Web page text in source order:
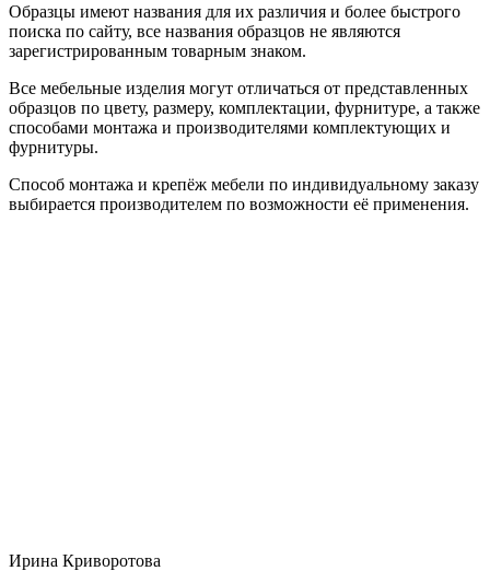
Образцы имеют названия для их различия и более быстрого
поиска по сайту, все названия образцов не являются
зарегистрированным товарным знаком.
Все мебельные изделия могут отличаться от представленных
образцов по цвету, размеру, комплектации, фурнитуре, а также
способами монтажа и производителями комплектующих и
фурнитуры.
Способ монтажа и крепёж мебели по индивидуальному заказу
выбирается производителем по возможности её применения.
Ирина Криворотова